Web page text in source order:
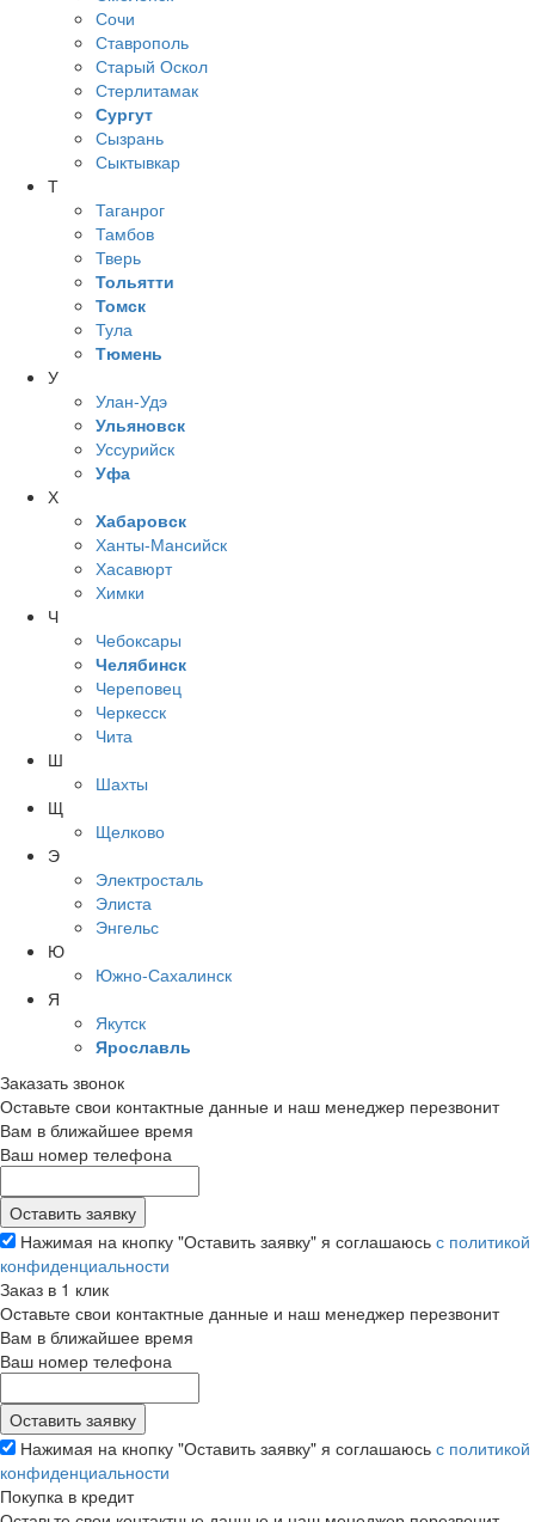
Сочи
Ставрополь
Старый Оскол
Стерлитамак
Сургут
Сызрань
Сыктывкар
Т
Таганрог
Тамбов
Тверь
Тольятти
Томск
Тула
Тюмень
У
Улан-Удэ
Ульяновск
Уссурийск
Уфа
Х
Хабаровск
Ханты-Мансийск
Хасавюрт
Химки
Ч
Чебоксары
Челябинск
Череповец
Черкесск
Чита
Ш
Шахты
Щ
Щелково
Э
Электросталь
Элиста
Энгельс
Ю
Южно-Сахалинск
Я
Якутск
Ярославль
Заказать звонок
Оставьте свои контактные данные и наш менеджер перезвонит
Вам в ближайшее время
Ваш номер телефона
Нажимая на кнопку "Оставить заявку" я соглашаюсь с политикой
конфиденциальности
Заказ в 1 клик
Оставьте свои контактные данные и наш менеджер перезвонит
Вам в ближайшее время
Ваш номер телефона
Нажимая на кнопку "Оставить заявку" я соглашаюсь с политикой
конфиденциальности
Покупка в кредит